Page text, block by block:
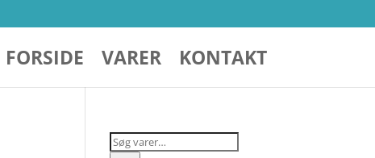
FORSIDE VARER KONTAKT
Søg